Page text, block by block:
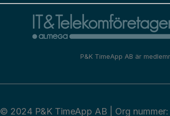
P&K TimeApp AB är
© 2024 P&K TimeApp AB | Org